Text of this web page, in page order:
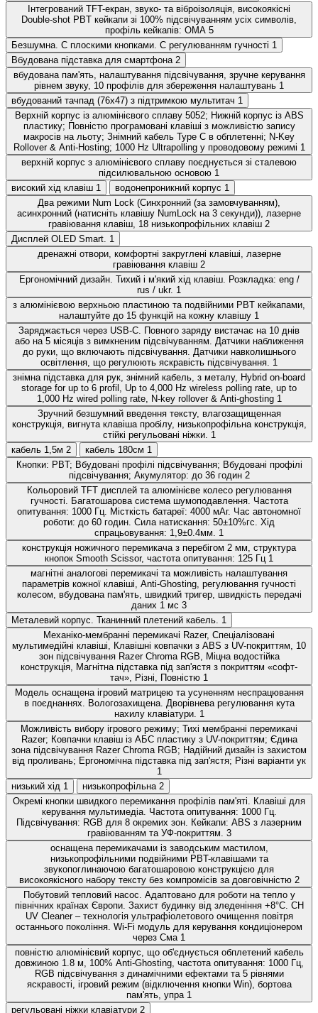
Інтегрований TFT-екран, звуко- та віброізоляція, високоякісні
Double-shot PBT кейкапи зі 100% підсвічуванням усіх символів,
профіль кейкапів: OMA 5
Безшумна. C плоскими кнопками. C регулюванням гучності 1
Вбудована підставка для смартфона 2
вбудована пам'ять, налаштування підсвічування, зручне керування
рівнем звуку, 10 профілів для збереження налаштувань 1
вбудований тачпад (76х47) з підтримкою мультитач 1
Верхній корпус із алюмінієвого сплаву 5052; Нижній корпус із ABS
пластику; Повністю програмовані клавіші з можливістю запису
макросів на льоту; Знімний кабель Type C в обплетенні; N-Key
Rollover & Anti-Hosting; 1000 Hz Ultrapolling у проводовому режимі 1
верхній корпус з алюмінієвого сплаву поєднується зі сталевою
підсилювальною основою 1
високий хід клавіш 1 водонепроникний корпус 1
Два режими Num Lock (Синхронний (за замовчуванням),
асинхронний (натисніть клавішу NumLock на 3 секунди)), лазерне
гравіювання клавіш, 18 низькопрофільних клавіш 2
Дисплей OLED Smart. 1
дренажні отвори, комфортні закруглені клавіші, лазерне
гравіювання клавіш 2
Ергономічний дизайн. Тихий і м'який хід клавіш. Розкладка: eng /
rus / ukr. 1
з алюмінієвою верхньою пластиною та подвійними PBT кейкапами,
налаштуйте до 15 функцій на кожну клавішу 1
Заряджається через USB-C. Повного заряду вистачає на 10 днів
або на 5 місяців з вимкненим підсвічуванням. Датчики наближення
до руки, що включають підсвічування. Датчики навколишнього
освітлення, що регулюють яскравість підсвічування. 1
знімна підставка для рук, знімний кабель, з металу, Hybrid on-board
storage for up to 6 profil, Up to 4,000 Hz wireless polling rate, up to
1,000 Hz wired polling rate, N-key rollover & Anti-ghosting 1
Зручний безшумний введення тексту, влагозащищенная
конструкція, вигнута клавіша пробілу, низькопрофільна конструкція,
стійкі регульовані ніжки. 1
кабель 1,5м 2 кабель 180см 1
Кнопки: PBT; Вбудовані профілі підсвічування; Вбудовані профілі
підсвічування; Акумулятор: до 36 годин 2
Кольоровий TFT дисплей та алюмінієве колесо регулювання
гучності. Багатошарова система шумоподавлення. Частота
опитування: 1000 Гц. Місткість батареї: 4000 мАг. Час автономної
роботи: до 60 годин. Сила натискання: 50±10%гс. Хід
спрацьовування: 1,9±0.4мм. 1
конструкція ножичного перемикача з перебігом 2 мм, структура
кнопок Smooth Scissor, частота опитування: 125 Гц 1
магнітні аналогові перемикачі та можливість налаштування
параметрів кожної клавіші, Anti-Ghosting, регулювання гучності
колесом, вбудована пам'ять, швидкий тригер, швидкість передачі
даних 1 мс 3
Металевий корпус. Тканинний плетений кабель. 1
Механіко-мембранні перемикачі Razer, Спеціалізовані
мультимедійні клавіші, Клавішні ковпачки з ABS з UV-покриттям, 10
зон підсвічування Razer Chroma RGB, Міцна водостійка
конструкція, Магнітна підставка під зап'ястя з покриттям «софт-
тач», Різні, Повністю 1
Модель оснащена ігровий матрицею та усуненням неспрацювання
в поєднаннях. Вологозахищена. Дворівнева регулювання кута
нахилу клавіатури. 1
Можливість вибору ігрового режиму; Тихі мембранні перемикачі
Razer; Ковпачки клавіш із АБС пластику з UV-покриттям; Єдина
зона підсвічування Razer Chroma RGB; Надійний дизайн із захистом
від проливань; Ергономічна підставка під зап'ястя; Різні варіанти ук
1
низький хід 1 низькопрофільна 2
Окремі кнопки швидкого перемикання профілів пам'яті. Клавіші для
керування мультимедіа. Частота опитування: 1000 Гц.
Підсвічування: RGB для 8 окремих зон. Кейкапи: ABS з лазерним
гравіюванням та УФ-покриттям. 3
оснащена перемикачами із заводським мастилом,
низькопрофільними подвійними PBT-клавішами та
звукопоглинаючою багатошаровою конструкцією для
високоякісного набору тексту без компромісів за довговічністю 2
Побутовий тепловий насос. Адаптовано для роботи на тепло у
північних країнах Європи. Захист будинку від зледеніння +8°C. CH
UV Cleaner – технологія ультрафіолетового очищення повітря
останнього покоління. Wi-Fi модуль для керування кондиціонером
через Сма 1
повністю алюмінієвий корпус, що об'єднується обплетений кабель
довжиною 1.8 м, 100% Anti-Ghosting, частота опитування: 1000 Гц,
RGB підсвічування з динамічними ефектами та 5 рівнями
яскравості, ігровий режим (відключення кнопки Win), бортова
пам'ять, упра 1
регульовані ніжки клавіатури 2